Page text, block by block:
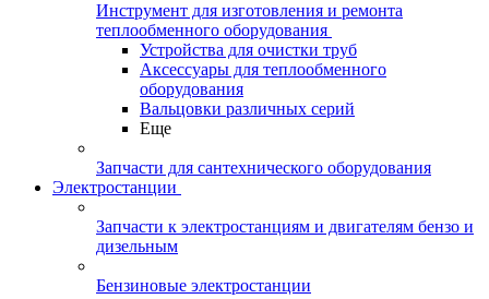
Инструмент для изготовления и ремонта
теплообменного оборудования
Устройства для очистки труб
Аксессуары для теплообменного
оборудования
Вальцовки различных серий
Еще
Запчасти для сантехнического оборудования
Электростанции
Запчасти к электростанциям и двигателям бензо и
дизельным
Бензиновые электростанции